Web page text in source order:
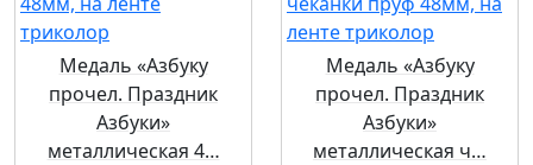
Медаль «Азбуку
прочел. Праздник
Азбуки»
металлическая 4…
Медаль «Азбуку
прочел. Праздник
Азбуки»
металлическая ч…